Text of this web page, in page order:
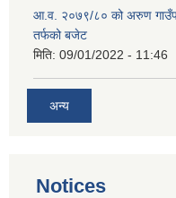
आ.व. २०७९/८० को अरुण
तर्फको बजेट
मिति: 09/01/2022 - 11:46
अन्य
Notices